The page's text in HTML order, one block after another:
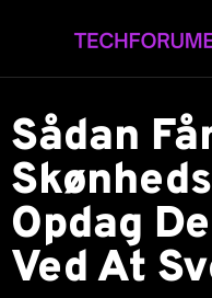
Sådan
Opdag
Ved At